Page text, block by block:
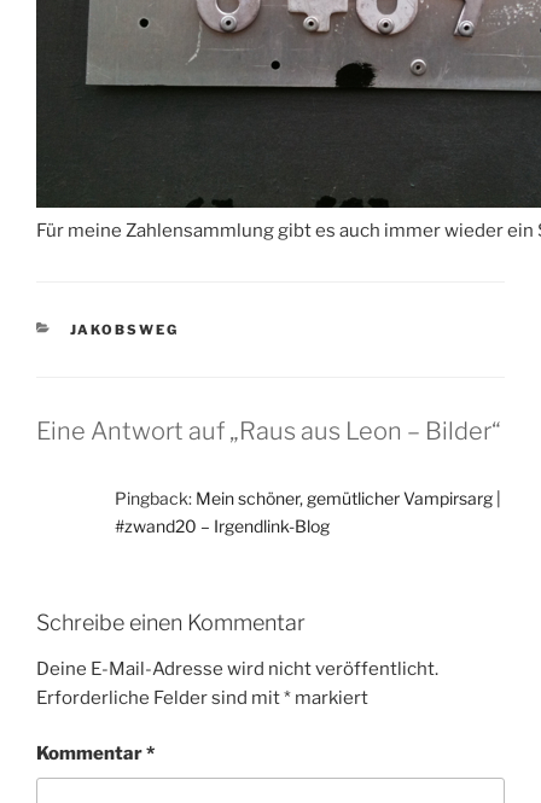
Für meine Zahlensammlung gibt es auch immer wieder ein
KATEGORIEN
JAKOBSWEG
Eine Antwort auf „Raus aus Leon – Bilder“
Pingback: Mein schöner, gemütlicher Vampirsarg |
#zwand20 – Irgendlink-Blog
Schreibe einen Kommentar
Deine E-Mail-Adresse wird nicht veröffentlicht.
Erforderliche Felder sind mit* markiert
Kommentar*